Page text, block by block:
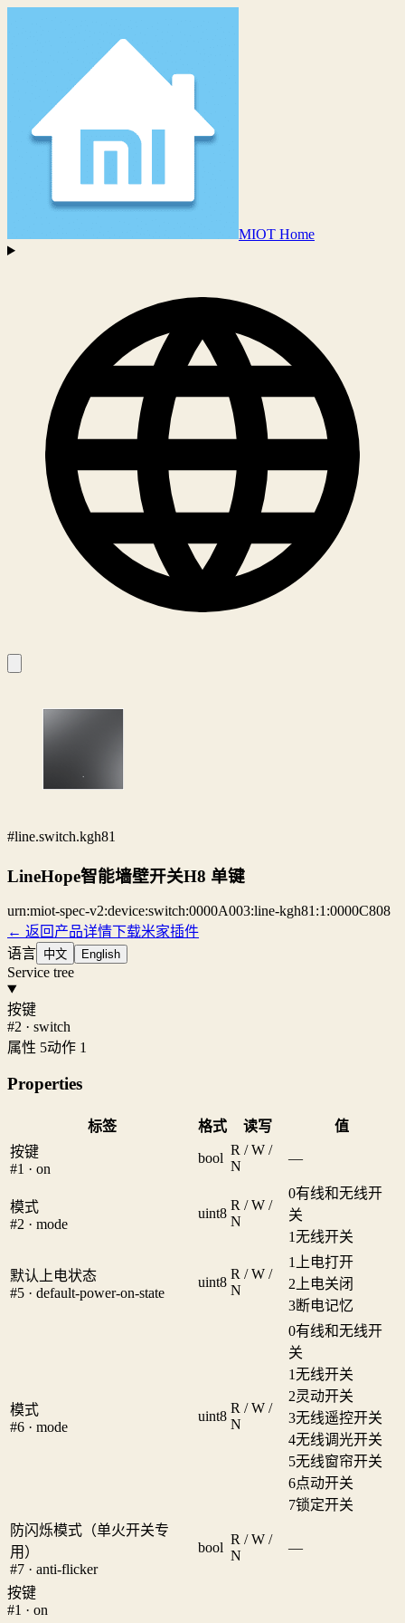
MIOT Home
#line.switch.kgh81
LineHope智能墙壁开关H8 单键
urn:miot-spec-v2:device:switch:0000A003:line-kgh81:1:0000C808
← 返回产品详情下载米家插件
语言 中文 English
Service tree
按键
#2 · switch
属性 5动作 1
Properties
标签 格式 读写
值
按键
#1 · on
bool
R / W /
N
—
模式
#2 · mode
uint8
R / W /
N
0有线和无线开
关
1无线开关
默认上电状态
#5 · default-power-on-state
uint8
R / W /
N
1
上电打开
2 上电关闭
3断电记忆
模式
#6 · mode
uint8
R / W /
N
0有线和无线开
关
1无线开关
2灵动开关
3无线遥控开关
4无线调光开关
5无线窗帘开关
6点动开关
7锁定开关
防闪烁模式（单火开关专
用）
#7 · anti-flicker
bool
R / W /
N
—
按键
#1 · on